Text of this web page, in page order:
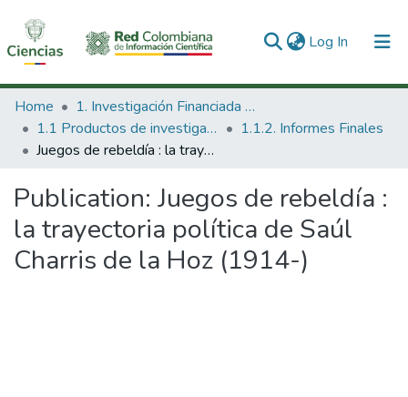
Log In (current)
Communities & Collections
All of DSpace
Home
1. Investigación Financiada con Recursos Públicos
1.1 Productos de investigación
1.1.2. Informes Finales
Juegos de rebeldía : la trayectoria política de Saúl Charris de la Hoz (1914-)
Publication: Juegos de rebeldía :
la trayectoria política de Saúl
Charris de la Hoz (1914-)